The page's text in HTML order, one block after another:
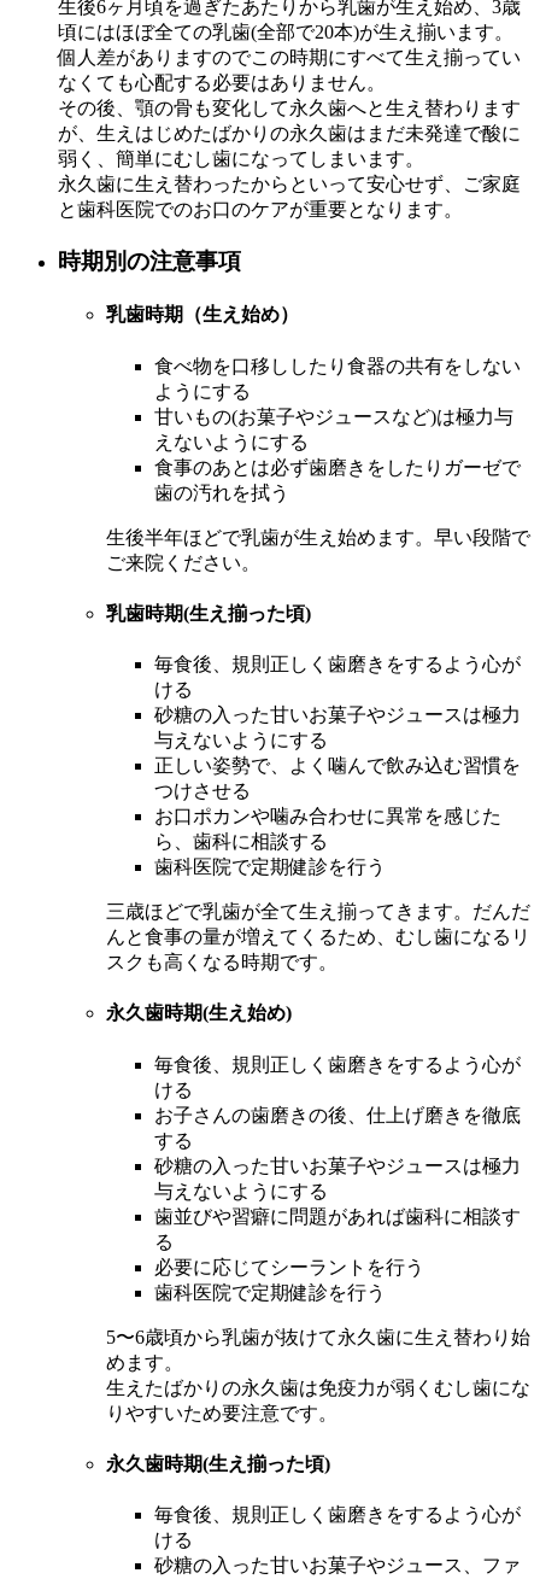
生後6ヶ月頃を過ぎたあたりから乳歯が生え始め、3歳
頃にはほぼ全ての乳歯(全部で20本)が生え揃います。
個人差がありますのでこの時期にすべて生え揃ってい
なくても心配する必要はありません。
その後、顎の骨も変化して永久歯へと生え替わります
が、生えはじめたばかりの永久歯はまだ未発達で酸に
弱く、簡単にむし歯になってしまいます。
永久歯に生え替わったからといって安心せず、ご家庭
と歯科医院でのお口のケアが重要となります。
時期別の注意事項
乳歯時期（生え始め）
食べ物を口移ししたり食器の共有をしない
ようにする
甘いもの(お菓子やジュースなど)は極力与
えないようにする
食事のあとは必ず歯磨きをしたりガーゼで
歯の汚れを拭う
生後半年ほどで乳歯が生え始めます。早い段階で
ご来院ください。
乳歯時期(生え揃った頃)
毎食後、規則正しく歯磨きをするよう心が
ける
砂糖の入った甘いお菓子やジュースは極力
与えないようにする
正しい姿勢で、よく噛んで飲み込む習慣を
つけさせる
お口ポカンや噛み合わせに異常を感じた
ら、歯科に相談する
歯科医院で定期健診を行う
三歳ほどで乳歯が全て生え揃ってきます。だんだ
んと食事の量が増えてくるため、むし歯になるリ
スクも高くなる時期です。
永久歯時期(生え始め)
毎食後、規則正しく歯磨きをするよう心が
ける
お子さんの歯磨きの後、仕上げ磨きを徹底
する
砂糖の入った甘いお菓子やジュースは極力
与えないようにする
歯並びや習癖に問題があれば歯科に相談す
る
必要に応じてシーラントを行う
歯科医院で定期健診を行う
5〜6歳頃から乳歯が抜けて永久歯に生え替わり始
めます。
生えたばかりの永久歯は免疫力が弱くむし歯にな
りやすいため要注意です。
永久歯時期(生え揃った頃)
毎食後、規則正しく歯磨きをするよう心が
ける
砂糖の入った甘いお菓子やジュース、ファ